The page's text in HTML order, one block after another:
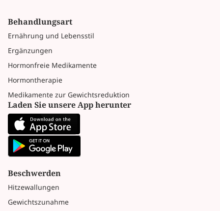
Behandlungsart
Ernährung und Lebensstil
Ergänzungen
Hormonfreie Medikamente
Hormontherapie
Medikamente zur Gewichtsreduktion
Laden Sie unsere App herunter
Beschwerden
Hitzewallungen
Gewichtszunahme